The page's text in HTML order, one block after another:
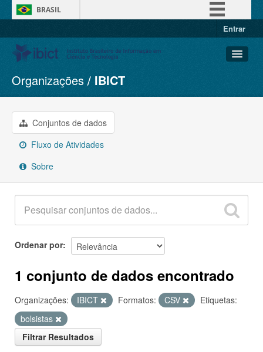
BRASIL
Entrar
Conjuntos de dados
Organizações
Grupos
Sobre
Organizações IBICT
Conjuntos de dados
Fluxo de Atividades
Sobre
Ordenar por
1 conjunto de dados encontrado
Organizações: IBICT Formatos: CSV
Etiquetas:
bolsistas
Filtrar Resultados